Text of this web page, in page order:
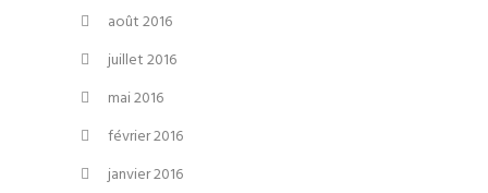
août 2016
juillet 2016
mai 2016
février 2016
janvier 2016